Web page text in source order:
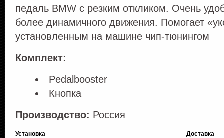
педаль BMW с резким откликом. Очень
более динамичного движения. Помогает
установленным на машине чип-тюнингом
Комплект:
Pedalbooster
Кнопка
Производство: Россия
Установка
Доставка